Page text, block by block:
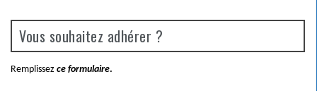
Vous souhaitez adhérer ?
Remplissez ce formulaire.